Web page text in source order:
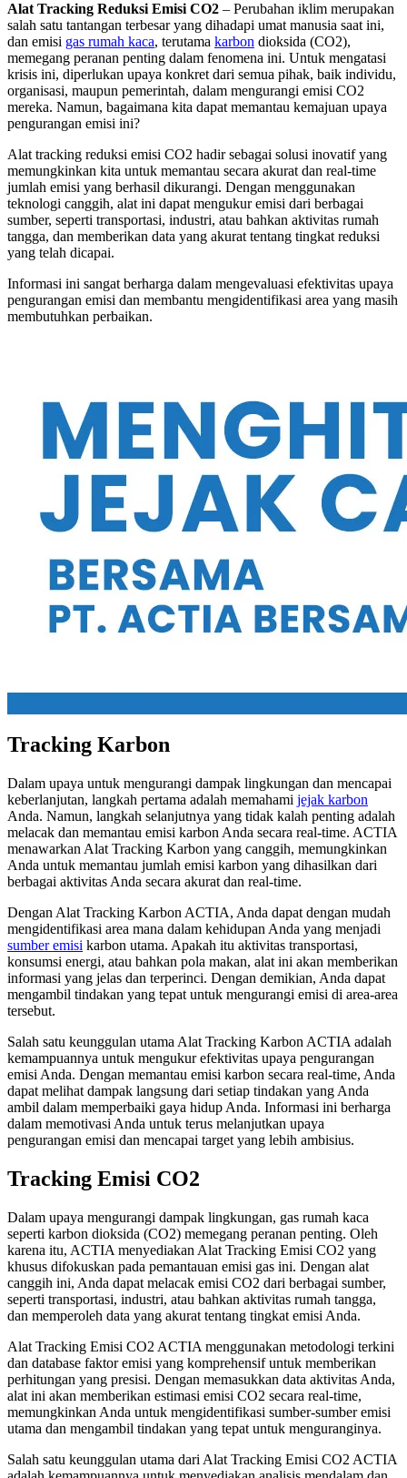
Alat Tracking Reduksi Emisi CO2 – Perubahan iklim merupakan
salah satu tantangan terbesar yang dihadapi umat manusia saat ini,
dan emisi gas rumah kaca, terutama karbon dioksida (CO2),
memegang peranan penting dalam fenomena ini. Untuk mengatasi
krisis ini, diperlukan upaya konkret dari semua pihak, baik individu,
organisasi, maupun pemerintah, dalam mengurangi emisi CO2
mereka. Namun, bagaimana kita dapat memantau kemajuan upaya
pengurangan emisi ini?
Alat tracking reduksi emisi CO2 hadir sebagai solusi inovatif yang
memungkinkan kita untuk memantau secara akurat dan real-time
jumlah emisi yang berhasil dikurangi. Dengan menggunakan
teknologi canggih, alat ini dapat mengukur emisi dari berbagai
sumber, seperti transportasi, industri, atau bahkan aktivitas rumah
tangga, dan memberikan data yang akurat tentang tingkat reduksi
yang telah dicapai.
Informasi ini sangat berharga dalam mengevaluasi efektivitas upaya
pengurangan emisi dan membantu mengidentifikasi area yang masih
membutuhkan perbaikan.
Tracking Karbon
Dalam upaya untuk mengurangi dampak lingkungan dan mencapai
keberlanjutan, langkah pertama adalah memahami jejak karbon
Anda. Namun, langkah selanjutnya yang tidak kalah penting adalah
melacak dan memantau emisi karbon Anda secara real-time. ACTIA
menawarkan Alat Tracking Karbon yang canggih, memungkinkan
Anda untuk memantau jumlah emisi karbon yang dihasilkan dari
berbagai aktivitas Anda secara akurat dan real-time.
Dengan Alat Tracking Karbon ACTIA, Anda dapat dengan mudah
mengidentifikasi area mana dalam kehidupan Anda yang menjadi
sumber emisi karbon utama. Apakah itu aktivitas transportasi,
konsumsi energi, atau bahkan pola makan, alat ini akan memberikan
informasi yang jelas dan terperinci. Dengan demikian, Anda dapat
mengambil tindakan yang tepat untuk mengurangi emisi di area-area
tersebut.
Salah satu keunggulan utama Alat Tracking Karbon ACTIA adalah
kemampuannya untuk mengukur efektivitas upaya pengurangan
emisi Anda. Dengan memantau emisi karbon secara real-time, Anda
dapat melihat dampak langsung dari setiap tindakan yang Anda
ambil dalam memperbaiki gaya hidup Anda. Informasi ini berharga
dalam memotivasi Anda untuk terus melanjutkan upaya
pengurangan emisi dan mencapai target yang lebih ambisius.
Tracking Emisi CO2
Dalam upaya mengurangi dampak lingkungan, gas rumah kaca
seperti karbon dioksida (CO2) memegang peranan penting. Oleh
karena itu, ACTIA menyediakan Alat Tracking Emisi CO2 yang
khusus difokuskan pada pemantauan emisi gas ini. Dengan alat
canggih ini, Anda dapat melacak emisi CO2 dari berbagai sumber,
seperti transportasi, industri, atau bahkan aktivitas rumah tangga,
dan memperoleh data yang akurat tentang tingkat emisi Anda.
Alat Tracking Emisi CO2 ACTIA menggunakan metodologi terkini
dan database faktor emisi yang komprehensif untuk memberikan
perhitungan yang presisi. Dengan memasukkan data aktivitas Anda,
alat ini akan memberikan estimasi emisi CO2 secara real-time,
memungkinkan Anda untuk mengidentifikasi sumber-sumber emisi
utama dan mengambil tindakan yang tepat untuk menguranginya.
Salah satu keunggulan utama dari Alat Tracking Emisi CO2 ACTIA